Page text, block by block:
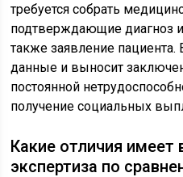
требуется собрать
подтверждающие диагноз
также заявление пациента.
данные и выносит
постоянной
получение социальных
Какие отличия имеет
экспертиза по